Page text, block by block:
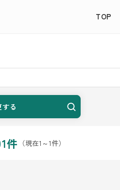
TOP
る
件 （現在1 ～1件）